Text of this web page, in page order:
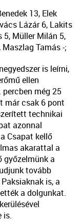
13, Elek
Lázár 6, Lakits
5, Müller Milán 5,
Tamás -;
is leírni,
ellen
még 25
már csak 6 pont
technikai
azonnal
Csapat kellő
akarattal a
győzelmünk a
tovább
is, a
a dolgunkat.
is.